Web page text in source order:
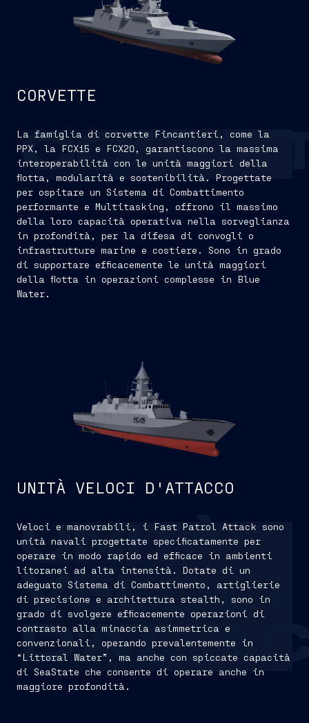
CORVETTE
La famiglia di corvette Fincantieri, come la
PPX, la FCX15 e FCX20, garantiscono la massima
interoperabilità con le unità maggiori della
flotta, modularità e sostenibilità. Progettate
per ospitare un Sistema di Combattimento
performante e Multitasking, offrono il massimo
della loro capacità operativa nella sorveglianza
in profondità, per la difesa di convogli o
infrastrutture marine e costiere. Sono in grado
di supportare efficacemente le unità maggiori
della flotta in operazioni complesse in Blue
Water.
UNITÀ
VELOCI
UNITÀ VELOCI D'ATTACCO
Veloci e manovrabili, i Fast Patrol Attack sono
unità navali progettate specificatamente per
operare in modo rapido ed efficace in ambienti
litoranei ad alta intensità. Dotate di un
adeguato Sistema di Combattimento, artiglierie
di precisione e architettura stealth, sono in
grado di svolgere efficacemente operazioni di
contrasto alla minaccia asimmetrica e
convenzionali, operando prevalentemente in
“Littoral Water”, ma anche con spiccate capacità
di SeaState che consente di operare anche in
maggiore profondità.